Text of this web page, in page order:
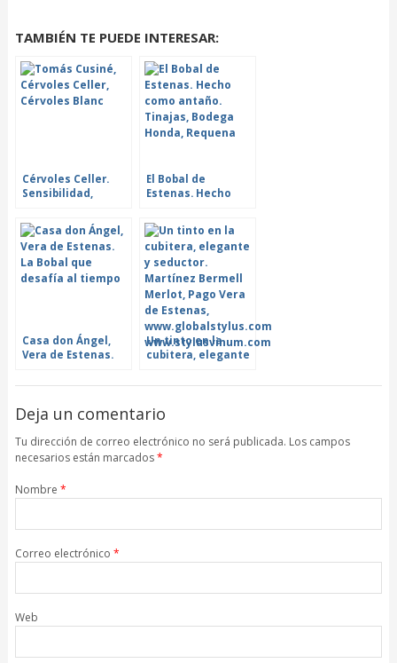
TAMBIÉN TE PUEDE INTERESAR:
Cérvoles Celler.
Sensibilidad,
habilidad
El Bobal de
Estenas. Hecho
Casa don Ángel,
Vera de Estenas.
desafía al tiempo
Un tinto en la
cubitera, elegante
Martínez Bermell
de Estenas
Deja un comentario
Tu dirección de correo electrónico no será publicada. Los campos
necesarios están marcados*
Nombre *
Correo electrónico *
Web